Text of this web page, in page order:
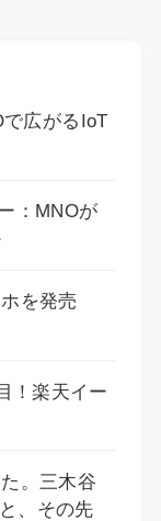
広がるIoT
：MNOが
を発売
！楽天イー
。三木谷
、その先